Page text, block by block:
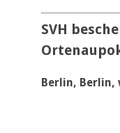
SVH
Berlin, Berlin,